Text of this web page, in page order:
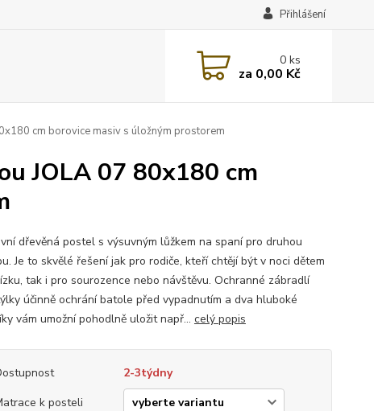
Přihlášení
0ks
za 0,00 Kč
cm borovice masiv s úložným prostorem
JOLA 07 80x180 cm
dřevěná postel s výsuvným lůžkem na spaní pro druhou
Je to skvělé řešení jak pro rodiče, kteří chtějí být v noci dětem
tak i pro sourozence nebo návštěvu. Ochranné zábradlí
účinně ochrání batole před vypadnutím a dva hluboké
vám umožní pohodlně uložit např... celý popis
2-3týdny
k posteli